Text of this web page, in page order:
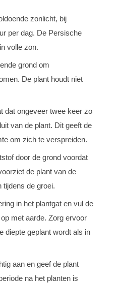
zonlicht, bij
per dag. De Persische
volle zon.
grond om
De plant houdt niet
dat ongeveer twee keer zo
van de plant. Dit geeft de
om zich te verspreiden.
door de grond voordat
de plant van de
tijdens de groei.
in het plantgat en vul de
met aarde. Zorg ervoor
diepte geplant wordt als in
aan en geef de plant
na het planten is